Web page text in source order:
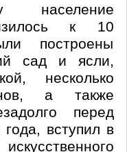
к 10
построены
сад и ясли,
несколько
а также
перед
вступил в